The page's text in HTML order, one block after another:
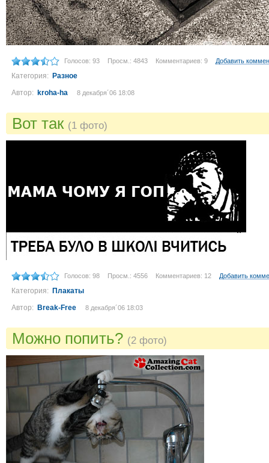
Голосов: 93 Просм.: 4843 Комментариев: 9 Добавить
Категория: Разное
Автор: kroha-ha 8 декабря´06 18:08
Вот так (1 фото)
Голосов: 98 Просм.: 4556 Комментариев: 12 Добавить
Категория: Плакаты
Автор: Break-Free 8 декабря´06 18:03
Можно попить? (2 фото)